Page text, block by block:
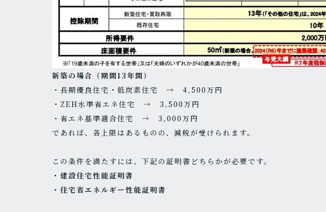
新築の場合（期間13年間）
・長期優良住宅・低炭素住宅 → 4,500万円
・ZEH水準省エネ住宅 → 3,500万円
・省エネ基準適合住宅 → 3,000万円
であれば、各上限はあるものの、減税が受けられます。
この条件を満たすには、下記の証明書どちらかが必要です。
・建設住宅性能証明書
・住宅省エネルギー性能証明書